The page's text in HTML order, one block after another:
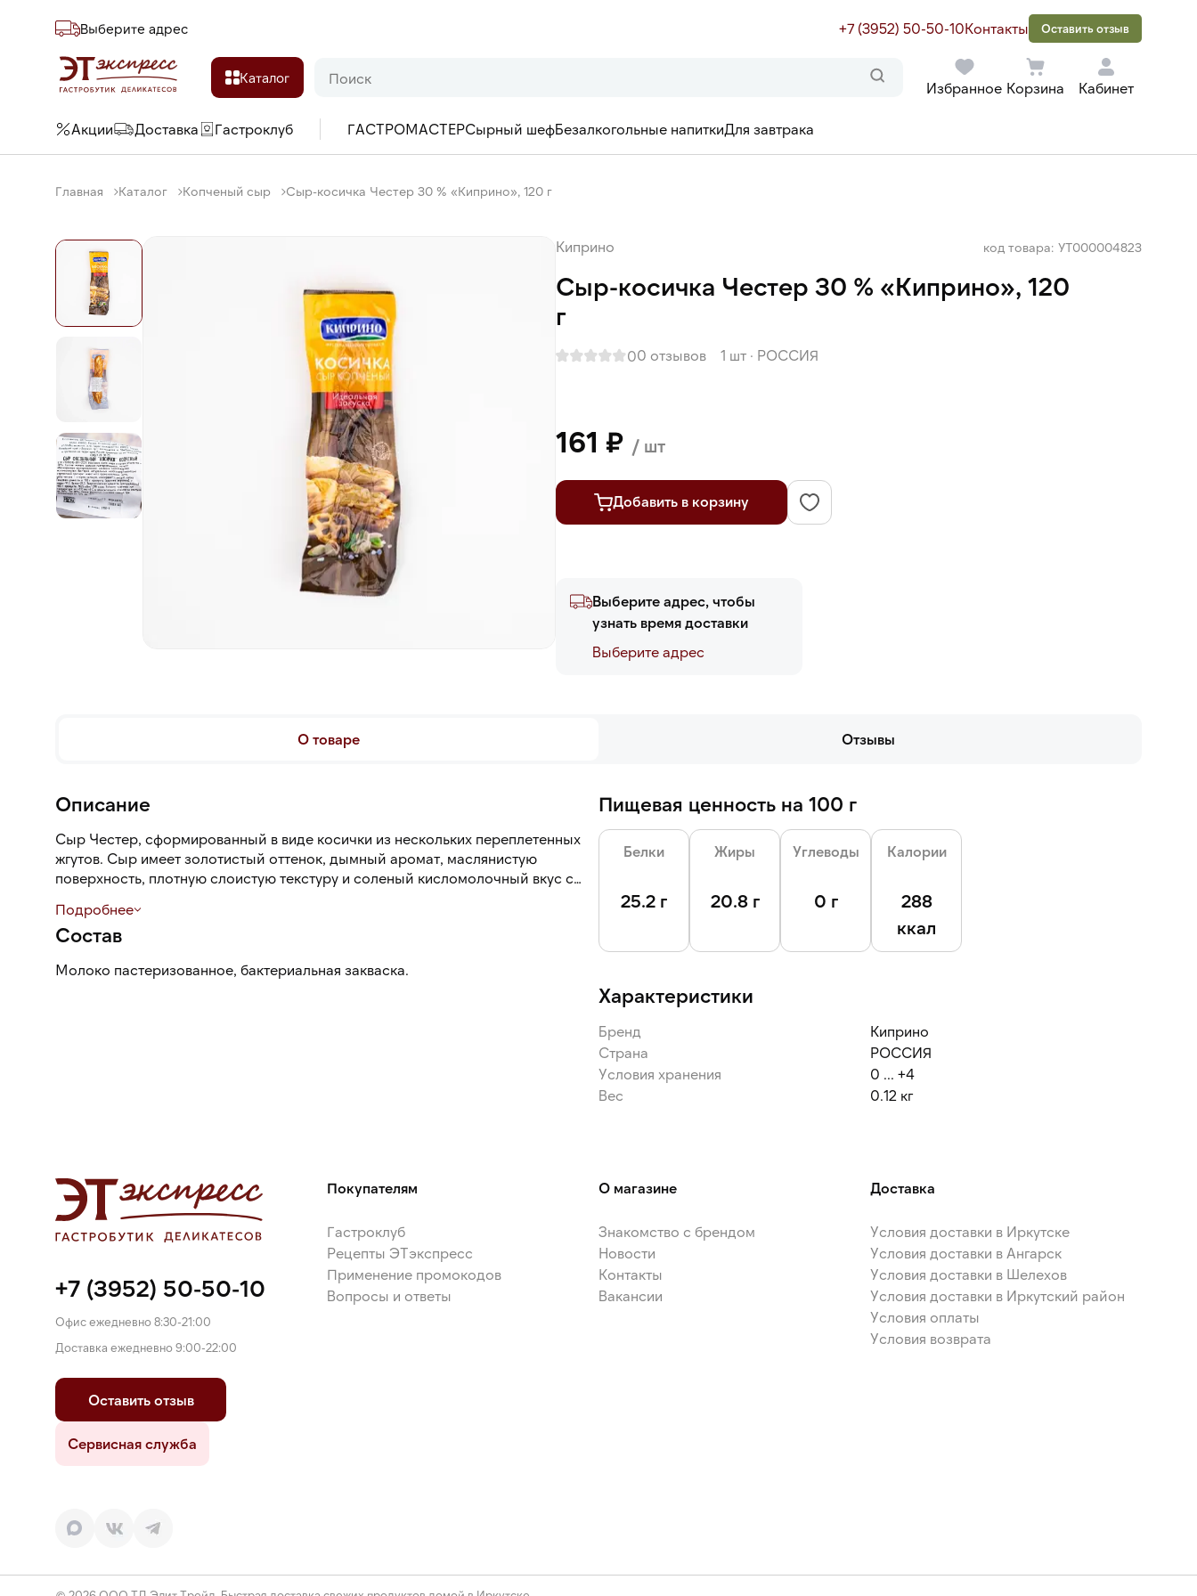
Выберите адреc +7 (3952) 50-50-10Контакты Оставить отзыв
Каталог
Избранное Корзина Кабинет
Акции Доставка Гастроклуб ГАСТРОМАСТЕРСырный шефБезалкогольные напиткиДля завтрака
Главная Каталог Копченый сыр Сыр-косичка Честер 30 % «Киприно», 120 г
Киприно код товара: УТ000004823
Сыр-косичка Честер 30 % «Киприно», 120
г
00 отзывов 1 шт · РОССИЯ
161 ₽ / шт
Добавить в корзину
Выберите адрес, чтобы
узнать время доставки
Выберите адреc
О товаре Отзывы
Описание
Сыр Честер, сформированный в виде косички из нескольких переплетенных
жгутов. Сыр имеет золотистый оттенок, дымный аромат, маслянистую
поверхность, плотную слоистую текстуру и соленый кисломолочный вкус с
Подробнее
Состав
Молоко пастеризованное, бактериальная закваска.
Пищевая ценность на 100 г
Белки
25.2 г
Жиры
20.8 г
Углеводы
0 г
Калории
288
ккал
Характеристики
Бренд
Киприно
Страна
РОССИЯ
Условия хранения
0 ... +4
Вес
0.12 кг
+7 (3952) 50-50-10
Офис ежедневно 8:30-21:00
Доставка ежедневно 9:00-22:00
Оставить отзыв
Сервисная служба
Покупателям
Гастроклуб
Рецепты ЭТэкспресс
Применение промокодов
Вопросы и ответы
О магазине
Знакомство с брендом
Новости
Контакты
Вакансии
Доставка
Условия доставки в Иркутске
Условия доставки в Ангарск
Условия доставки в Шелехов
Условия доставки в Иркутский район
Условия оплаты
Условия возврата